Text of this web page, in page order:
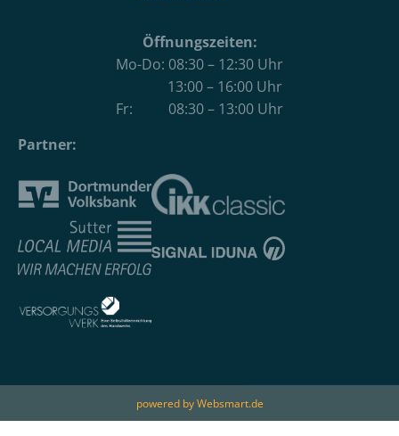
Öffnungszeiten:
Mo-Do: 08:30 – 12:30 Uhr
13:00 – 16:00 Uhr
Fr: 08:30 – 13:00 Uhr
Partner:
powered by Websmart.de